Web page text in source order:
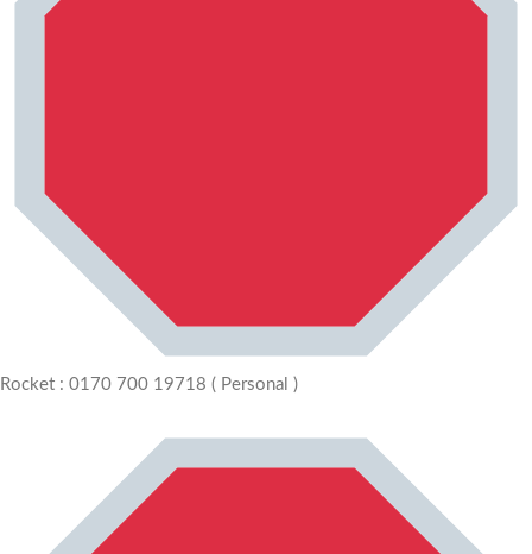
Rocket : 0170 700 19718 ( Personal )